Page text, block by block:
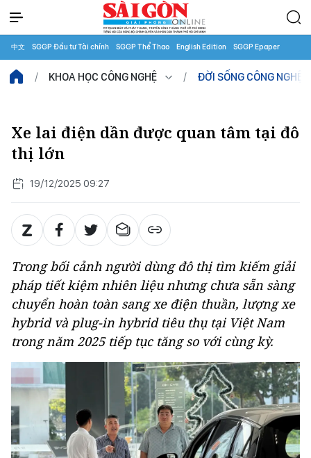
中文 SGGP Đầu tư Tài chính SGGP Thể Thao English Edition SGGP Epaper
KHOA HỌC CÔNG NGHỆ ĐỜI SỐNG CÔNG NGHỆ
Xe lai điện dần được quan tâm tại đô
thị lớn
19/12/2025 09:27
Trong bối cảnh người dùng đô thị tìm kiếm giải
pháp tiết kiệm nhiên liệu nhưng chưa sẵn sàng
chuyển hoàn toàn sang xe điện thuần, lượng xe
hybrid và plug-in hybrid tiêu thụ tại Việt Nam
trong năm 2025 tiếp tục tăng so với cùng kỳ.